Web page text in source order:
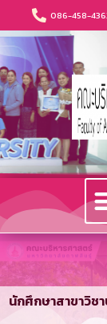
086-458-
นักศึกษาสาขาวิช